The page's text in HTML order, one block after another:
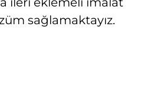
sağlamaktayız.